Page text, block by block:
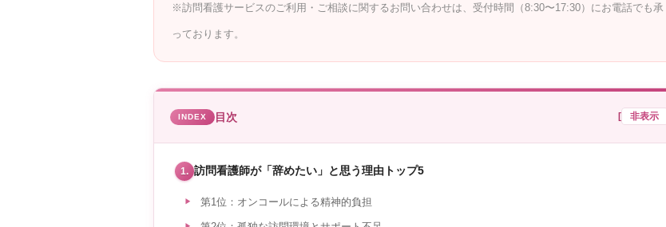
※訪問看護サービスのご利用・ご相談に関するお問い合わせは、受付時間（8:30〜17:30）にお電話でも承
っております。
目次 [ 非表示
1. 訪問看護師が「辞めたい」と思う理由トップ5
第1位：オンコールによる精神的負担